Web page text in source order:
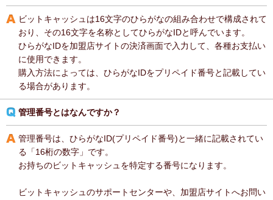
ビットキャッシュは16文字のひらがなの組み合わせで構成されて
おり、その16文字を名称としてひらがなIDと呼んでいます。
ひらがなIDを加盟店サイトの決済画面で入力して、各種お支払い
に使用できます。
購入方法によっては、ひらがなIDをプリペイド番号と記載してい
る場合があります。
管理番号とはなんですか？
管理番号は、ひらがなID(プリペイド番号)と一緒に記載されてい
る「16桁の数字」です。
お持ちのビットキャッシュを特定する番号になります。
ビットキャッシュのサポートセンターや、加盟店サイトへお問い